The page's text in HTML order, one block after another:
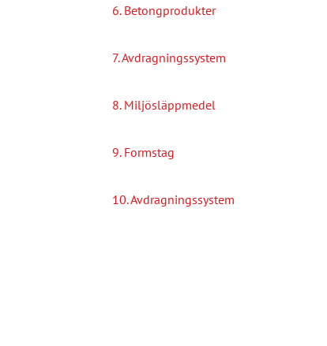
6. Betongprodukter
7. Avdragningssystem
8. Miljösläppmedel
9. Formstag
10. Avdragningssystem